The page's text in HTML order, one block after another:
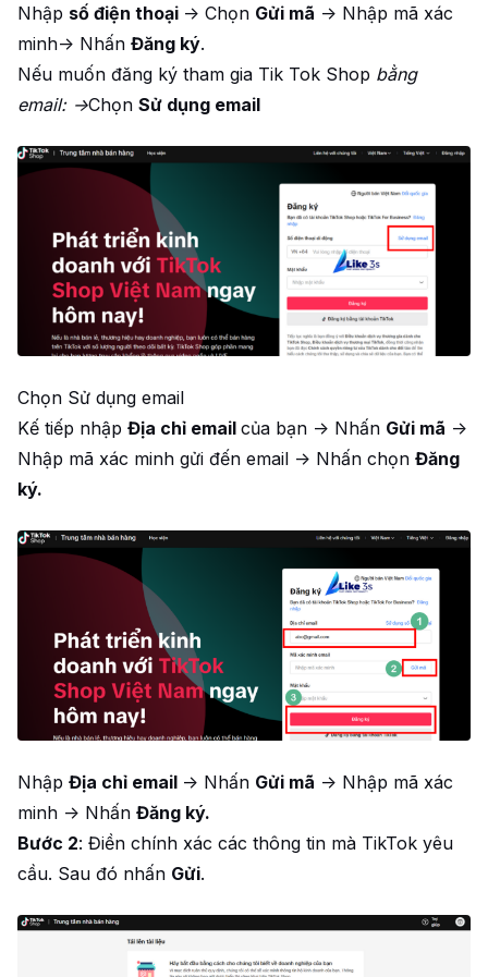
Nhập số điện thoại -> Chọn Gửi mã -> Nhập mã xác
minh-> Nhấn Đăng ký.
Nếu muốn đăng ký tham gia Tik Tok Shop bằng
email: ->Chọn Sử dụng email
Chọn Sử dụng email
Kế tiếp nhập Địa chỉ email của bạn -> Nhấn Gửi mã ->
Nhập mã xác minh gửi đến email -> Nhấn chọn Đăng
ký.
Nhập Địa chỉ email -> Nhấn Gửi mã -> Nhập mã xác
minh -> Nhấn Đăng ký.
Bước 2: Điền chính xác các thông tin mà TikTok yêu
cầu. Sau đó nhấn Gửi.